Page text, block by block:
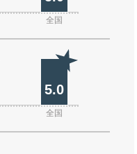
全国
5.0
全国